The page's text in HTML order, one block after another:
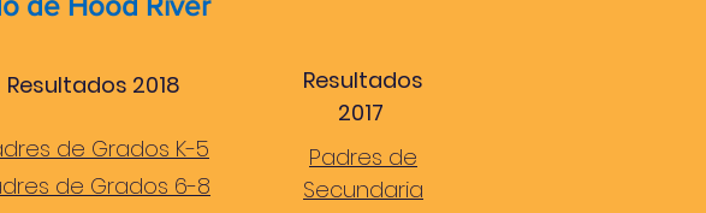
de Grados K-5
de Grados 6-8
Resultados 2018
Padres de
Secundaria
Resultados
2017